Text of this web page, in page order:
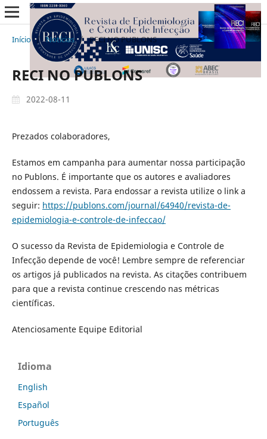
Início / Notícias / RECI NO PUBLONS
RECI NO PUBLONS
2022-08-11
Prezados colaboradores,
Estamos em campanha para aumentar nossa participação
no Publons. É importante que os autores e avaliadores
endossem a revista. Para endossar a revista utilize o link a
seguir: https://publons.com/journal/64940/revista-de-
epidemiologia-e-controle-de-infeccao/
O sucesso da Revista de Epidemiologia e Controle de
Infecção depende de você! Lembre sempre de referenciar
os artigos já publicados na revista. As citações contribuem
para que a revista continue crescendo nas métricas
científicas.
Atenciosamente Equipe Editorial
Idioma
English
Español
Português